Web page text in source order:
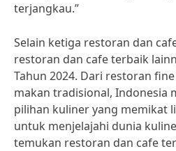
terjangkau.”
Selain ketiga restoran dan
restoran dan cafe terbaik
Tahun 2024. Dari restoran
makan tradisional, Indonesia
pilihan kuliner yang memikat
untuk menjelajahi dunia
temukan restoran dan cafe